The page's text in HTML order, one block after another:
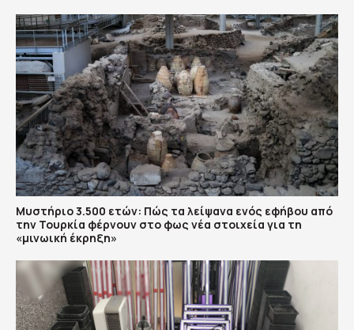
Μυστήριο 3.500 ετών: Πώς τα λείψανα ενός εφήβου από
την Τουρκία φέρνουν στο φως νέα στοιχεία για τη
«μινωική έκρηξη»